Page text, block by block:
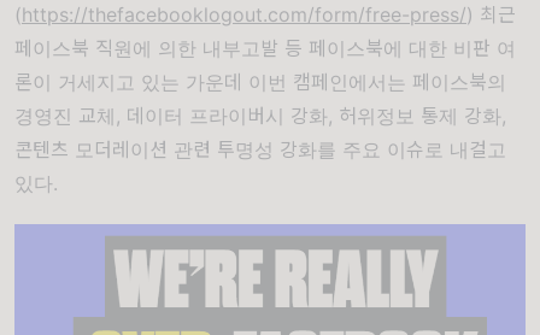
(https://thefacebooklogout.com/form/free-press/) 최근
페이스북 직원에 의한 내부고발 등 페이스북에 대한 비판 여
론이 거세지고 있는 가운데 이번 캠페인에서는 페이스북의
경영진 교체 , 데이터 프라이버시 강화, 허위정보 통제 강화,
콘텐츠 모더레이션 관련 투명성 강화를 주요 이슈로 내걸고
있다.